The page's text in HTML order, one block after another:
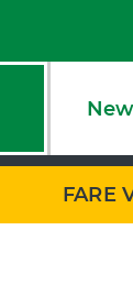
FARE